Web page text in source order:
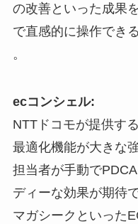
の改善といった成果
で直感的に操作でき
。
ecコンシェル:
NTTドコモが提供す
最適化機能が大きな
担当者が手動で
ディーな効果が期待
マガシークといった